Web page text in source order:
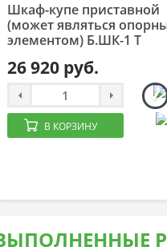
Шкаф-купе приставной
(может являться
элементом) Б.ШК-1 Т
26 920 руб.
В КОРЗИНУ